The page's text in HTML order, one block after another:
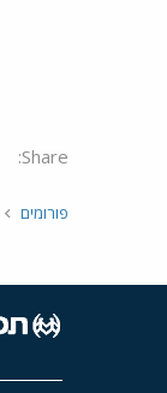
Share:
פורומים